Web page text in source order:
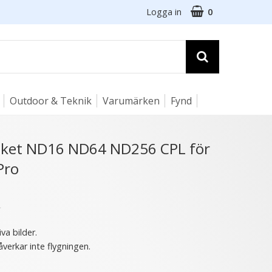
Logga in 0
Outdoor & Teknik Varumärken Fynd
ND16 ND64 ND256 CPL för
bilder.
inte flygningen.